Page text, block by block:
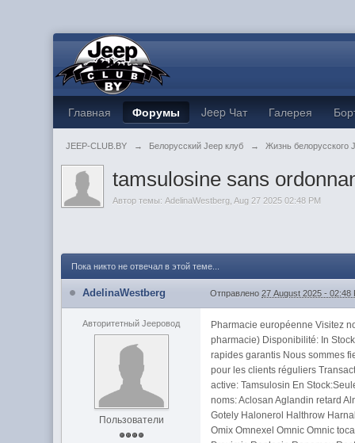
Главная Форумы Jeep Чат Галерея
JEEP-CLUB.BY → Белорусский Jeep клуб → Жизнь белорусского
tamsulosine sans
Автор темы:AdelinaWestberg ,Aug 27 2025 02:48 PM
Пока никто не отвечал в этой теме...
AdelinaWestberg Отправлено27 August 2025 - 02:48
Авторитетный Jeepовод
Пользователи
Pharmacie européenne Visitez
pharmacie) Disponibilité: In
rapides garantis Nous sommes
pour les clients réguliers
active: Tamsulosin En
noms: Aclosan Aglandin retard
Gotely Halonerol Halthrow
Omix Omnexel Omnic Omnic